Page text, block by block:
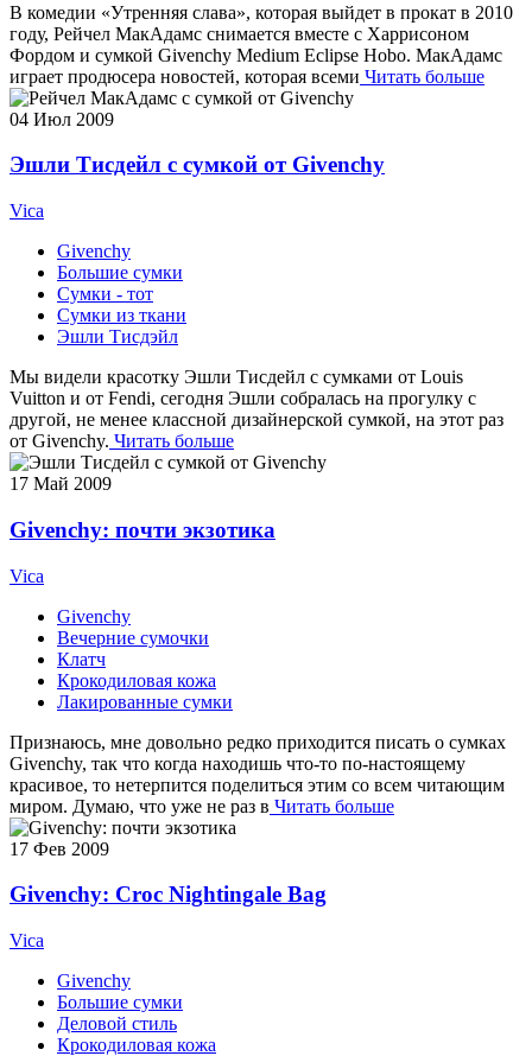
В комедии «Утренняя слава», которая выйдет в прокат в 2010
году, Рейчел МакАдамс снимается вместе с Харрисоном
Фордом и сумкой Givenchy Medium Eclipse Hobo. МакАдамс
играет продюсера новостей, которая всеми Читать больше
04 Июл 2009
Эшли Тисдейл с сумкой от Givenchy
Vica
Givenchy
Большие сумки
Сумки - тот
Сумки из ткани
Эшли Тисдэйл
Мы видели красотку Эшли Тисдейл с сумками от Louis
Vuitton и от Fendi, сегодня Эшли собралась на прогулку с
другой, не менее классной дизайнерской сумкой, на этот раз
от Givenchy. Читать больше
17 Май 2009
Givenchy: почти экзотика
Vica
Givenchy
Вечерние сумочки
Клатч
Крокодиловая кожа
Лакированные сумки
Признаюсь, мне довольно редко приходится писать о сумках
Givenchy, так что когда находишь что-то по-настоящему
красивое, то нетерпится поделиться этим со всем читающим
миром. Думаю, что уже не раз в Читать больше
17 Фев 2009
Givenchy: Croc Nightingale Bag
Vica
Givenchy
Большие сумки
Деловой стиль
Крокодиловая кожа